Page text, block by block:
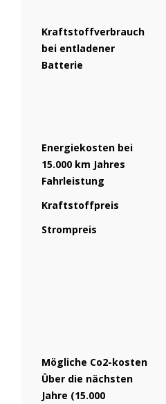
Kraftstoffverbrauch
bei entladener
Batterie
Energiekosten bei
15.000 km Jahres
Fahrleistung
Kraftstoffpreis
Strompreis
Mögliche Co2-kosten
Über die nächsten
Jahre (15.000